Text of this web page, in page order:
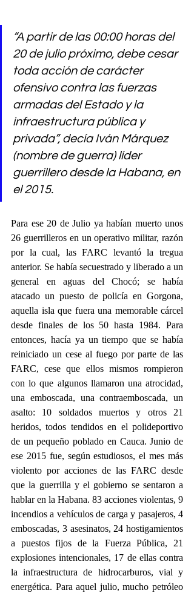
“A partir de las 00:00 horas del
20 de julio próximo, debe cesar
toda acción de carácter
ofensivo contra las fuerzas
armadas del Estado y la
infraestructura pública y
privada”, decía Iván Márquez
(nombre de guerra) líder
guerrillero desde la Habana, en
el 2015.
Para ese 20 de Julio ya habían muerto unos
26 guerrilleros en un operativo militar, razón
por la cual, las FARC levantó la tregua
anterior. Se había secuestrado y liberado a un
general en aguas del Chocó; se había
atacado un puesto de policía en Gorgona,
aquella isla que fuera una memorable cárcel
desde finales de los 50 hasta 1984. Para
entonces, hacía ya un tiempo que se había
reiniciado un cese al fuego por parte de las
FARC, cese que ellos mismos rompieron
con lo que algunos llamaron una atrocidad,
una emboscada, una contraemboscada, un
asalto: 10 soldados muertos y otros 21
heridos, todos tendidos en el polideportivo
de un pequeño poblado en Cauca. Junio de
ese 2015 fue, según estudiosos, el mes más
violento por acciones de las FARC desde
que la guerrilla y el gobierno se sentaron a
hablar en la Habana. 83 acciones violentas, 9
incendios a vehículos de carga y pasajeros, 4
emboscadas, 3 asesinatos, 24 hostigamientos
a puestos fijos de la Fuerza Pública, 21
explosiones intencionales, 17 de ellas contra
la infraestructura de hidrocarburos, vial y
energética. Para aquel julio, mucho petróleo